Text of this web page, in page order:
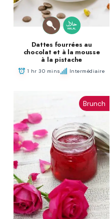
Dattes fourrées au
chocolat et à la mousse
à la pistache
1 hr 30 mins Intermédiaire
Brunch